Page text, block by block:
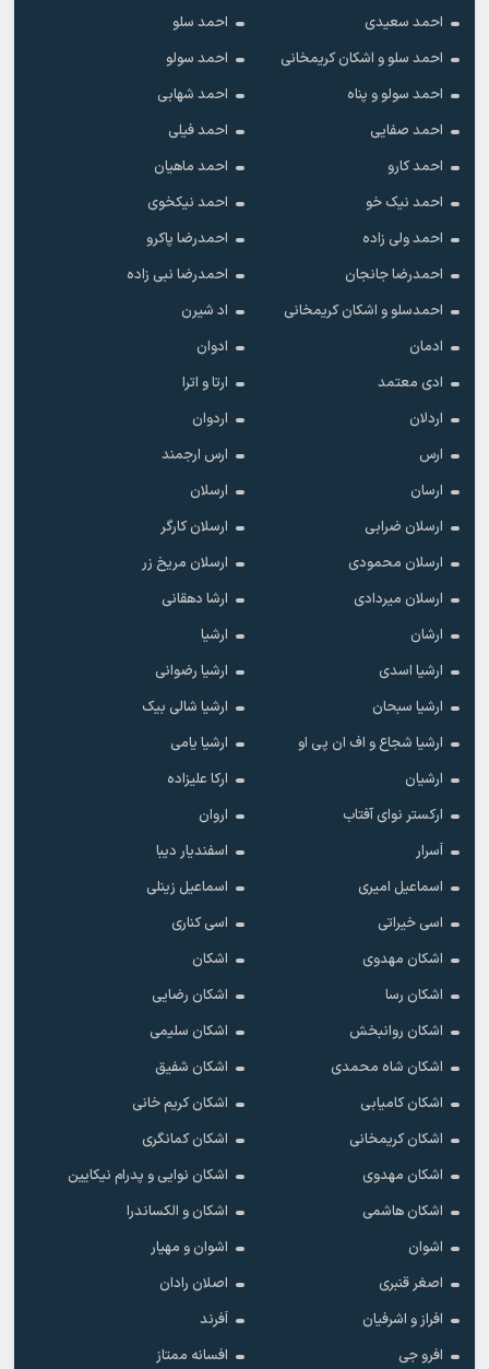
احمد سعیدی
احمد سلو
احمد سلو و اشکان کریمخانی
احمد سولو
احمد سولو و پناه
احمد شهابی
احمد صفایی
احمد فیلی
احمد کارو
احمد ماهیان
احمد نیک خو
احمد نیکخوی
احمد ولی زاده
احمدرضا پاکرو
احمدرضا جانجان
احمدرضا نبی زاده
احمدسلو و اشکان کریمخانی
اد شیرن
ادمان
ادوان
ادی معتمد
ارتا و اترا
اردلان
اردوان
ارس
ارس ارجمند
ارسان
ارسلان
ارسلان ضرابی
ارسلان کارگر
ارسلان محمودی
ارسلان مریخ زر
ارسلان میردادی
ارشا دهقانی
ارشان
ارشیا
ارشیا اسدی
ارشیا رضوانی
ارشیا سبحان
ارشیا شالی بیک
ارشیا شجاع و اف ان پی او
ارشیا یامی
ارشیان
ارکا علیزاده
ارکستر نوای آفتاب
اروان
اَسرار
اسفندیار دیبا
اسماعیل امیری
اسماعیل زینلی
اسی خیراتی
اسی کناری
اشکان مهدوى
اشکان
اشکان رسا
اشکان رضایی
اشکان روانبخش
اشکان سلیمی
اشکان شاه محمدی
اشکان شفیق
اشکان کامیابی
اشکان کریم خانی
اشکان کریمخانی
اشکان کمانگری
اشکان مهدوی
اشکان نوایی و پدرام نیکایین
اشکان هاشمی
اشکان و الکساندرا
اشوان
اشوان و مهیار
اصغر قنبری
اصلان رادان
افراز و اشرفیان
اَفرند
افرو جی
افسانه ممتاز